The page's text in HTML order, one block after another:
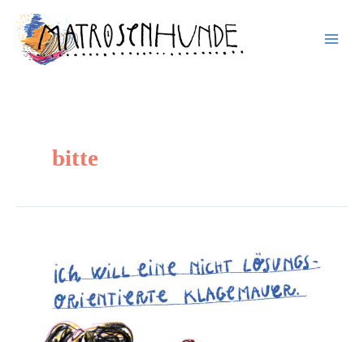
springen
Inhalt
springen
bitte
lösungsorientierte